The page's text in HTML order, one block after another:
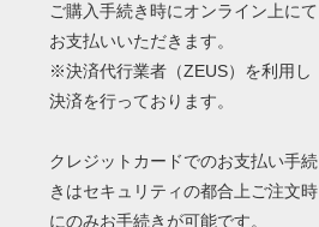
ご購入手続き時にオンライン上にて
お支払いいただきます。
※決済代行業者（ZEUS）を利用し
決済を行っております。
クレジットカードでのお支払い手続
きはセキュリティの都合上ご注文時
にのみお手続きが可能です。